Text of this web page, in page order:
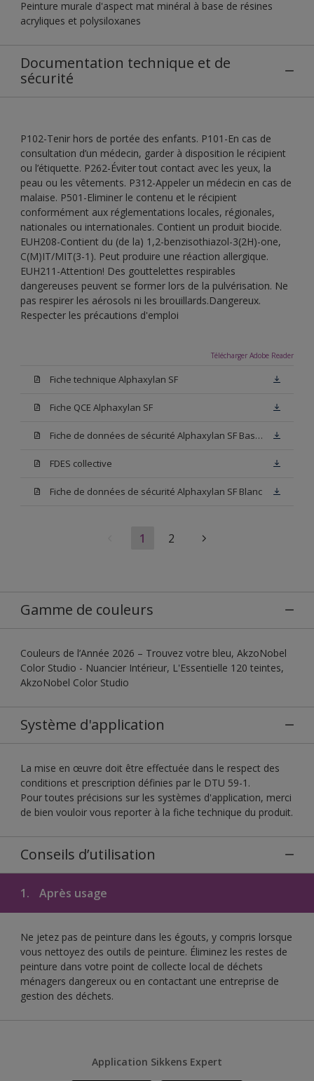
Peinture murale d'aspect mat minéral à base de résines
acryliques et polysiloxanes
Documentation technique et de
sécurité
P102-Tenir hors de portée des enfants. P101-En cas de
consultation d’un médecin, garder à disposition le récipient
ou l’étiquette. P262-Éviter tout contact avec les yeux, la
peau ou les vêtements. P312-Appeler un médecin en cas de
malaise. P501-Eliminer le contenu et le récipient
conformément aux réglementations locales, régionales,
nationales ou internationales. Contient un produit biocide.
EUH208-Contient du (de la) 1,2-benzisothiazol-3(2H)-one,
C(M)IT/MIT(3-1). Peut produire une réaction allergique.
EUH211-Attention! Des gouttelettes respirables
dangereuses peuvent se former lors de la pulvérisation. Ne
pas respirer les aérosols ni les brouillards.Dangereux.
Respecter les précautions d'emploi
Télécharger Adobe Reader
Fiche technique Alphaxylan SF
Fiche QCE Alphaxylan SF
Fiche de données de sécurité Alphaxylan SF Base W05
FDES collective
Fiche de données de sécurité Alphaxylan SF Blanc
1 2
Gamme de couleurs
Couleurs de l’Année 2026 – Trouvez votre bleu, AkzoNobel
Color Studio - Nuancier Intérieur, L'Essentielle 120 teintes,
AkzoNobel Color Studio
Système d'application
La mise en œuvre doit être effectuée dans le respect des
conditions et prescription définies par le DTU 59-1.
Pour toutes précisions sur les systèmes d'application, merci
de bien vouloir vous reporter à la fiche technique du produit.
Conseils d’utilisation
1. Après usage
Ne jetez pas de peinture dans les égouts, y compris lorsque
vous nettoyez des outils de peinture. Éliminez les restes de
peinture dans votre point de collecte local de déchets
ménagers dangereux ou en contactant une entreprise de
gestion des déchets.
Application Sikkens Expert